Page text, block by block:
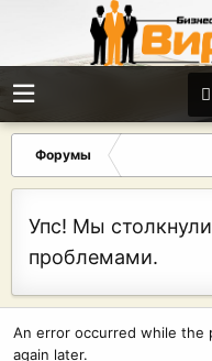
Форумы
Упс! Мы
проблемами.
An error occurred while the
again later.